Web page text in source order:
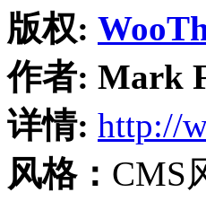
版权:
作者: Mark
详情: http://
风格： CMS